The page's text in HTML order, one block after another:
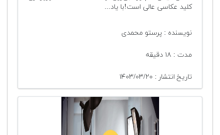
کلید عکاسی عالی است!با یاد...
نویسنده : پرستو محمدی
مدت : ۱۸ دقیقه
تاریخ انتشار : ۱۴۰۳/۰۳/۲۰